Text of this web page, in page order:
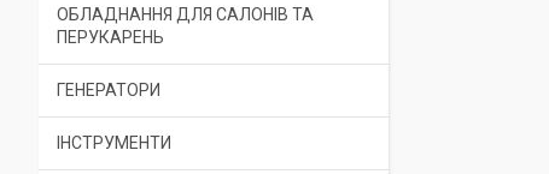
ОБЛАДНАННЯ ДЛЯ САЛОНІВ ТА
ПЕРУКАРЕНЬ
ГЕНЕРАТОРИ
ІНСТРУМЕНТИ